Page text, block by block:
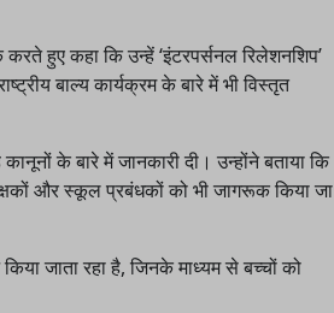
हुए कहा कि उन्हें ‘इंटरपर्सनल रिलेशनशिप’
बाल्य कार्यक्रम के बारे में भी विस्तृत
के बारे में जानकारी दी। उन्होंने बताया कि
और स्कूल प्रबंधकों को भी जागरूक किया जा
जाता रहा है, जिनके माध्यम से बच्चों को